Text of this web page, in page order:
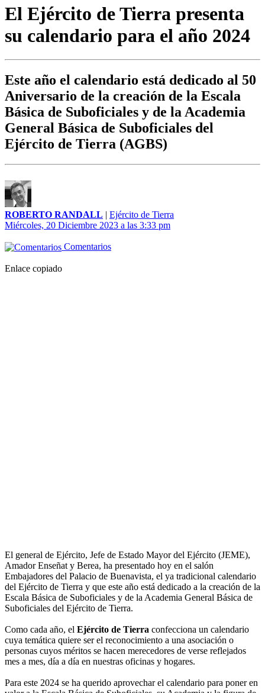
El Ejército de Tierra presenta
su calendario para el año 2024
Este año el calendario está dedicado al 50
Aniversario de la creación de la Escala
Básica de Suboficiales y de la Academia
General Básica de Suboficiales del
Ejército de Tierra (AGBS)
ROBERTO RANDALL | Ejército de Tierra
Miércoles, 20 Diciembre 2023 a las 3:33 pm
Comentarios
Enlace copiado
El general de Ejército, Jefe de Estado Mayor del Ejército (JEME),
Amador Enseñat y Berea, ha presentado hoy en el salón
Embajadores del Palacio de Buenavista, el ya tradicional calendario
del Ejército de Tierra y que este año está dedicado a la creación de la
Escala Básica de Suboficiales y de la Academia General Básica de
Suboficiales del Ejército de Tierra.
Como cada año, el Ejército de Tierra confecciona un calendario
cuya temática quiere ser el reconocimiento a una asociación o
personas cuyos méritos se hacen merecedores de verse reflejados
mes a mes, día a día en nuestras oficinas y hogares.
Para este 2024 se ha querido aprovechar el calendario para poner en